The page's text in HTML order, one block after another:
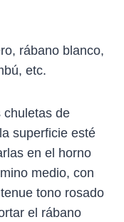
rábano blanco,
etc.
chuletas de
superficie esté
en el horno
medio, con
tono rosado
el rábano